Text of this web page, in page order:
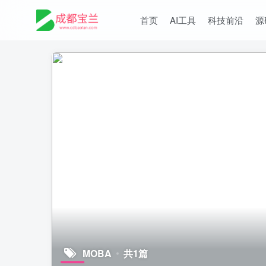
首页 AI工具 科技前沿
MOBA 共1篇